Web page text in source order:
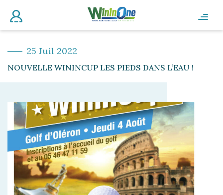
25 Juil 2022
NOUVELLE WININCUP LES PIEDS DANS L’EAU !